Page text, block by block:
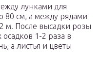
лунками для
80 см, а между рядами
м. После высадки розы
1-2 раза в
а листья и цветы